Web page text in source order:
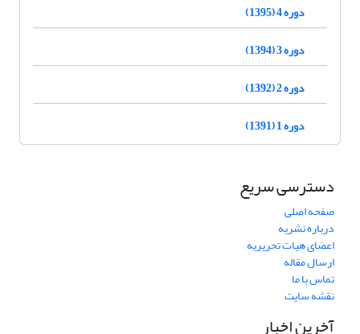
دوره 4 (1395)
دوره 3 (1394)
دوره 2 (1392)
دوره 1 (1391)
دسترسی سریع
صفحه اصلی
درباره نشریه
اعضای هیات تحریریه
ارسال مقاله
تماس با ما
نقشه سایت
آخرین اخبار